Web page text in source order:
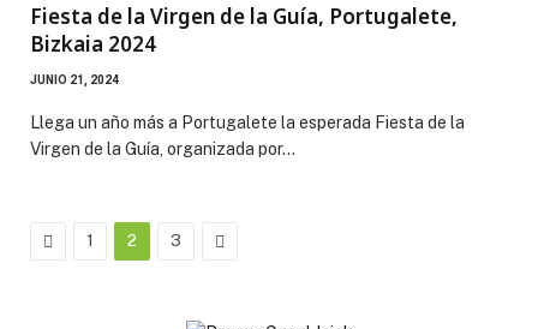
Fiesta de la Virgen de la Guía, Portugalete,
Bizkaia 2024
JUNIO 21, 2024
Llega un año más a Portugalete la esperada Fiesta de la
Virgen de la Guía, organizada por…
Previous
1 2 3 Next